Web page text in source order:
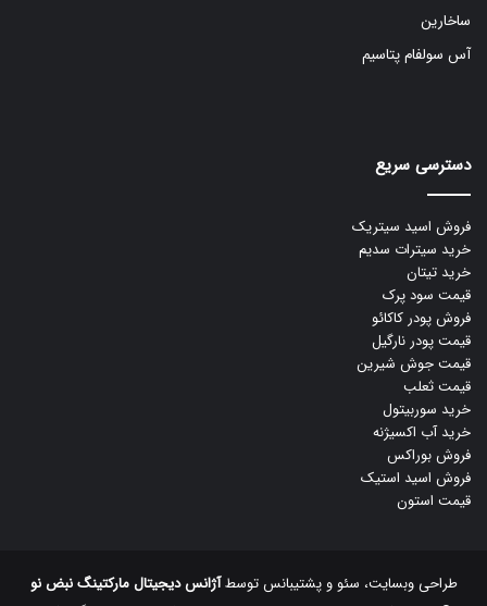
ساخارین
آس سولفام پتاسیم
دسترسی سریع
فروش اسید سیتریک
خرید سیترات سدیم
خرید تیتان
قیمت سود پرک
فروش پودر کاکائو
قیمت پودر نارگیل
قیمت جوش شیرین
قیمت ثعلب
خرید سوربیتول
خرید آب اکسیژنه
فروش بوراکس
فروش اسید استیک
قیمت استون
طراحی وبسایت، سئو و پشتیبانس توسطآژانس دیجیتال مارکتینگ نبض نو